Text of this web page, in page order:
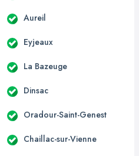
Aureil
Eyjeaux
La Bazeuge
Dinsac
Oradour-Saint-Genest
Chaillac-sur-Vienne